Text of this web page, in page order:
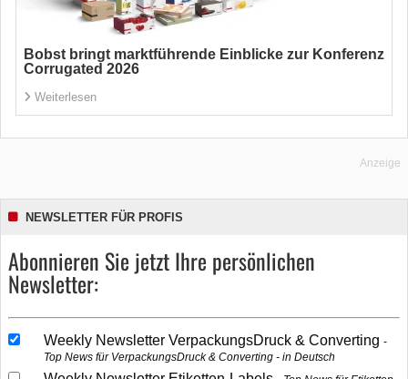
Bobst bringt marktführende Einblicke zur Konferenz
Corrugated 2026
Weiterlesen
Anzeige
NEWSLETTER FÜR PROFIS
Abonnieren Sie jetzt Ihre persönlichen
Newsletter:
Weekly Newsletter VerpackungsDruck & Converting
Top News für VerpackungsDruck & Converting - in Deutsch